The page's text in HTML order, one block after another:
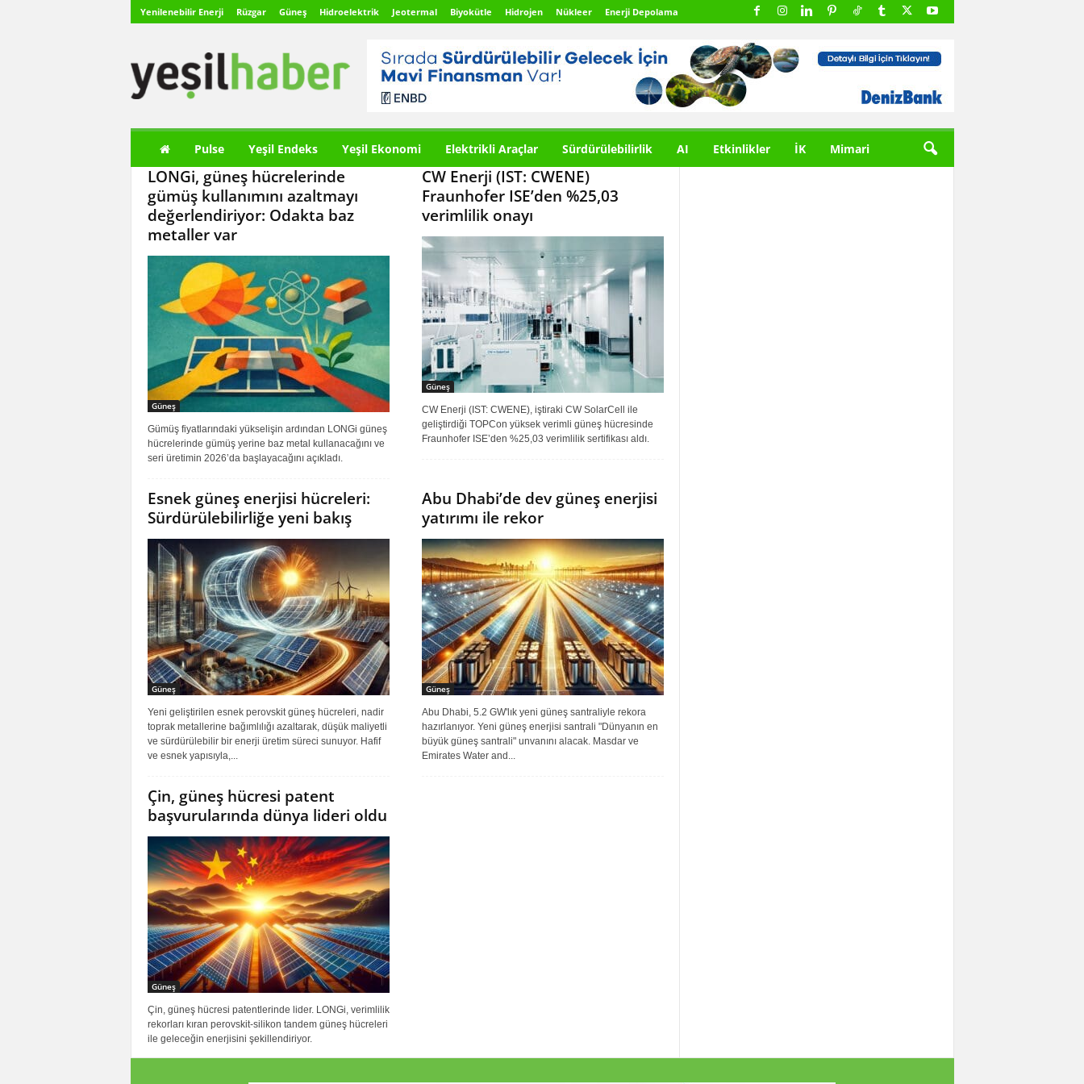
Yenilenebilir Enerji Rüzgar Güneş Hidroelektrik Jeotermal Biyokütle Hidrojen Nükleer Enerji Depolama
ş
Pulse Yeşil Endeks Yeşil Ekonomi Elektrikli Araçlar Sürdürülebilirlik AI Etkinlikler İK Mimari
LONGi, güneş hücrelerinde
gümüş kullanımını azaltmayı
değerlendiriyor: Odakta baz
metaller var
Güneş
Gümüş fiyatlarındaki yükselişin ardından LONGi güneş
hücrelerinde gümüş yerine baz metal kullanacağını ve
seri üretimin 2026’da başlayacağını açıkladı.
CW Enerji (IST: CWENE)
Fraunhofer ISE’den %25,03
verimlilik onayı
Güneş
CW Enerji (IST: CWENE), iştiraki CW SolarCell ile
geliştirdiği TOPCon yüksek verimli güneş hücresinde
Fraunhofer ISE’den %25,03 verimlilik sertifikası aldı.
Esnek güneş enerjisi hücreleri:
Sürdürülebilirliğe yeni bakış
Güneş
Yeni geliştirilen esnek perovskit güneş hücreleri, nadir
toprak metallerine bağımlılığı azaltarak, düşük maliyetli
ve sürdürülebilir bir enerji üretim süreci sunuyor. Hafif
ve esnek yapısıyla,...
Abu Dhabi’de dev güneş enerjisi
yatırımı ile rekor
Güneş
Abu Dhabi, 5.2 GW'lık yeni güneş santraliyle rekora
hazırlanıyor. Yeni güneş enerjisi santrali "Dünyanın en
büyük güneş santrali" unvanını alacak. Masdar ve
Emirates Water and...
Çin, güneş hücresi patent
başvurularında dünya lideri oldu
Güneş
Çin, güneş hücresi patentlerinde lider. LONGi, verimlilik
rekorları kıran perovskit-silikon tandem güneş hücreleri
ile geleceğin enerjisini şekillendiriyor.